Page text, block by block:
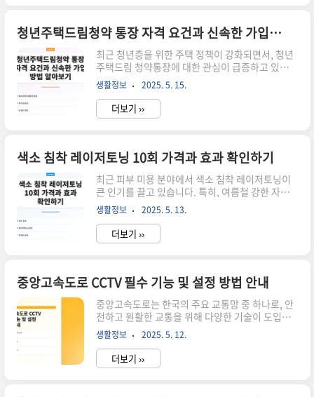
고려하게 됩니다. 학자금 대출을 통해 경제적 부담
을 덜고, 원하는 전공 분야에서 학위를 취득할 수 있
는 기회를 가질 수 있습니다. 하지만 대출을 받기 전
에는 반드시 그 조건과 이자율 등을 충분히 이해해
야 합니다.2025년 학자금 대출 받는 법 2025년에
학자금 대출을 받으려면 다음과 같은 단계가 필요
합..
청년주택드림청약 통장 자격 요건과 신속한 가입 방법 알아보기
최근 청년층을 위한 주택 정책이 강화되면서, 청년
주택드림 청약통장에 대한 관심이 급증하고 있습니
다. 이 통장은 청년들이 주택을 마련하는 데 도움을
주기 위해 설계된 금융 상품으로, 주택 청약 시 보다
유리한 조건을 제공합니다. 이번 포스팅에서는 청
년 주택드림 청약통장의 자격 요건과 가입 방법에
리 혜택 알아보기 바로가기청년주택드림청약 조건
확인하고 쿠폰 받기 바로가기청년주택드림청약 통
장 조건 및 혜택 솔직히 알아보기 바로가기청년 주
택드림 청약통장 자격 요건 청년 주택드림 청약통
장에 가입하기 위해서는 몇 가지 자격 요건을 충족
해야 합니다. 기본적으로, 신청자는 만 19세 이상
39..
생활정보 2025. 5. 15.
더보기 ››
색소 침착 레이저토닝 10회 가격과 효과 확인하기
최근 피부 미용 분야에서 색소 침착 레이저토닝이
큰 인기를 끌고 있습니다. 특히, 여름철 강한 자외
선으로 인해 피부가 어두워지거나 색소가 침착된
경우, 많은 사람들이 이 치료 방법을 찾고 있습니
다. 하지만 레이저토닝의 가격과 효과에 대한 정보
는 매우 중요합니다. 본 포스트에서는 레이저토닝
▼▼▼ 레이저토닝 후 색소침착 최신 대책과 효과
적인 치료법 확인하기 바로가기최신 트렌드 속 겨
드랑이 색소침착 레이저 예약하기 바로가기2025
년 최신 여드름 색소침착 레이저 신기한 효과 확인
하기 바로가기레이저토닝의 기본 개념 레이저토닝
은 피부의 색소 침착을 개선하기 위해 레이저를 사
용하는 치료법입니..
생활정보 2025. 5. 13.
더보기 ››
중앙고속도로 CCTV 필수 기능 및 설정 방법 안내
중앙고속도로는 한국의 주요 교통망 중 하나로, 안
전하고 원활한 교통을 위해 다양한 기술이 도입되
고 있습니다. 그 중에서도 CCTV 시스템은 교통 상
황을 모니터링하고 사고를 예방하는 데 중요한 역
할을 합니다. 이번 포스트에서는 중앙고속도로
CCTV의 필수 기능과 설정 방법에 대해 자세히 알
생활정보 2025. 5. 12.
더보기 ››